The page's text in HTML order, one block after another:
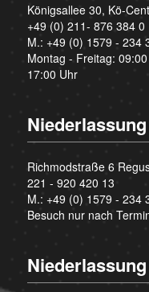
Königsallee 30, Kö-
+49 (0) 211- 876 384 0
M.: +49 (0) 1579 - 234
Montag - Freitag:
17:00 Uhr
Richmodstraße 6
221 - 920 420 13
M.: +49 (0) 1579 - 234
Besuch nur nach